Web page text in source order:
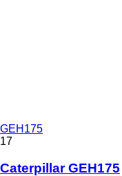
GEH175
17
Caterpillar GEH175